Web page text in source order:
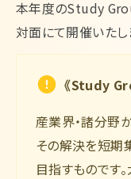
活動報告
リンク
本年度のStudy
対面にて開催いたし
《Study
産業界・諸分野
その解決を短期
目指すものです